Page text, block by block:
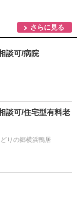
さらに見る
談可/病院
談可/住宅型有料老
りの郷横浜鴨居